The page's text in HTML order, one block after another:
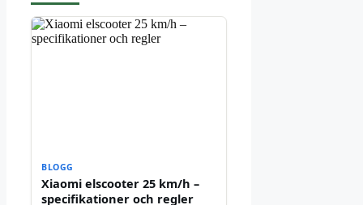
BLOGG
Xiaomi elscooter 25 km/h –
specifikationer och regler